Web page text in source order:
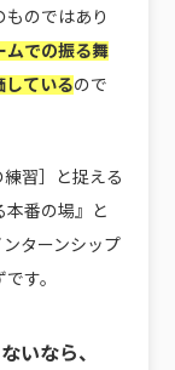
のではあり
ムでの振る舞
しているので
習］と捉える
本番の場』と
ターンシップ
す。
いなら、